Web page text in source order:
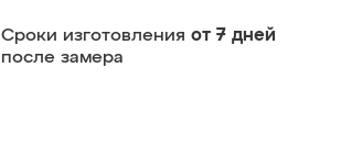
Сроки изготовления от 7 дней
после замера